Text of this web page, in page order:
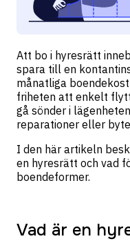
Att bo i hyresrätt
spara till en
månatliga
friheten att enkelt
gå sönder i
reparationer eller
I den här artikeln
en hyresrätt och vad
boendeformer.
Vad är en